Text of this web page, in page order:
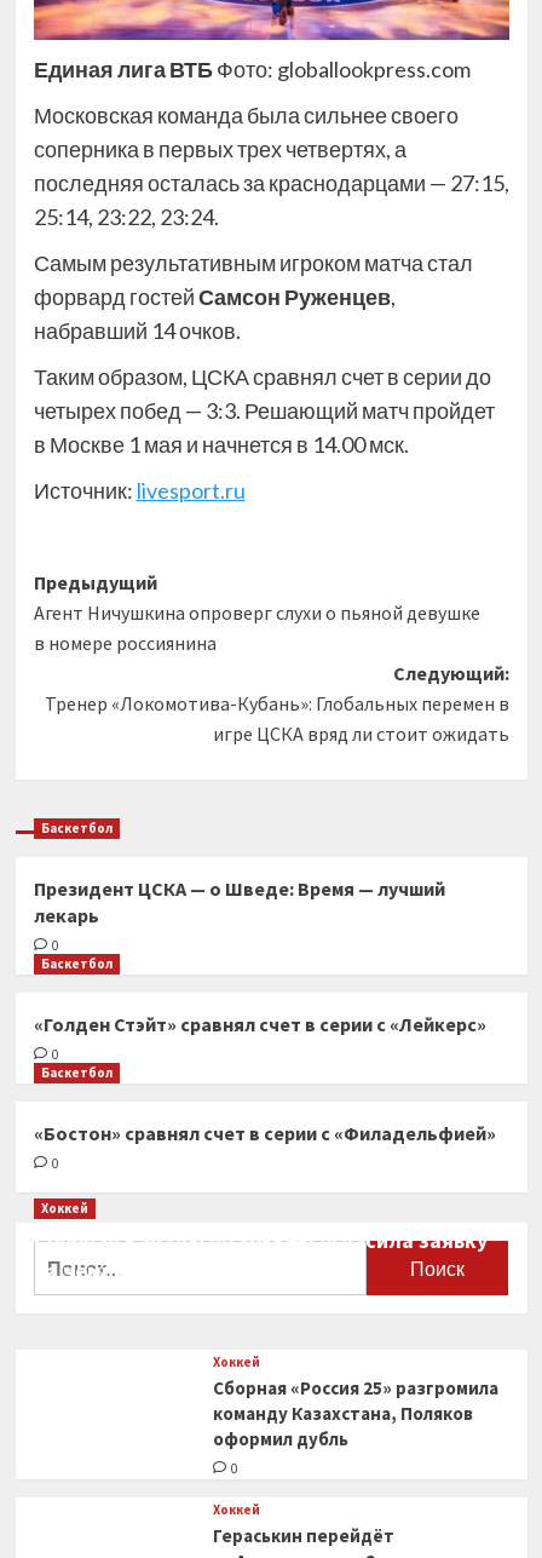
Единая лига ВТБФото: globallookpress.com
Московская команда была сильнее своего
соперника в первых трех четвертях, а
последняя осталась за краснодарцами — 27:15,
25:14, 23:22, 23:24.
Самым результативным игроком матча стал
форвард гостейСамсон Руженцев,
набравший 14 очков.
Таким образом, ЦСКА сравнял счет в серии до
четырех побед — 3:3. Решающий матч пройдет
в Москве 1 мая и начнется в 14.00 мск.
Источник: livesport.ru
Навигация
записи
Предыдущий
Агент Ничушкина опроверг слухи о пьяной девушке
в номере россиянина
Следующий:
Тренер «Локомотива-Кубань»: Глобальных перемен в
игре ЦСКА вряд ли стоит ожидать
Баскетбол
Президент ЦСКА — о Шведе: Время — лучший
лекарь
0
Баскетбол
«Голден Стэйт» сравнял счет в серии с «Лейкерс»
0
Баскетбол
«Бостон» сравнял счет в серии с «Филадельфией»
0
Хоккей
Сборная Канады по хоккею огласила заявку
на чемпионат мира
Хоккей
Сборная «Россия 25» разгромила
команду Казахстана, Поляков
оформил дубль
0
Хоккей
Гераськин перейдёт